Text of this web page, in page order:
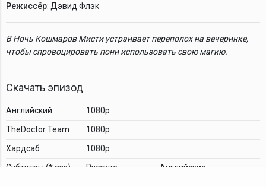
Режиссёр: Дэвид Флэк
В Ночь Кошмаров Мисти устраивает переполох на вечеринке,
чтобы спровоцировать пони использовать свою магию.
Скачать эпизод
Английский
1080p
TheDoctor Team
1080p
Хардсаб
1080p
Cубтитры (*.ass)
Русские Английские